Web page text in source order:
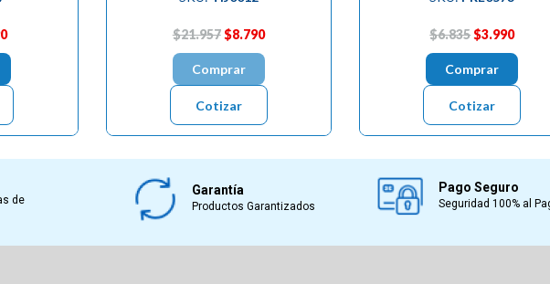
$21.957$8.790
Comprar
Cotizar
$6.835$3.990
Comprar
Cotizar
de
Garantía
Productos Garantizados
Pago Seguro
Seguridad 100% al